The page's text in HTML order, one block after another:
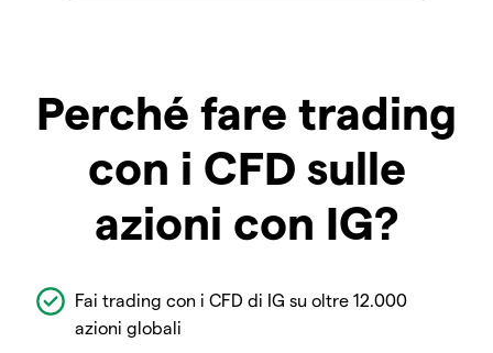
Perché fare trading
con i CFD sulle
azioni con IG?
Fai trading con i CFD di IG su oltre 12.000
azioni globali